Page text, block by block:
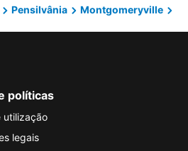
Pensilvânia
Montgomeryville
políticas
utilização
legais